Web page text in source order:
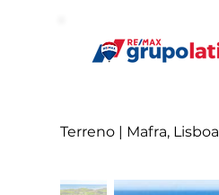
Terreno | Mafra, Lisboa